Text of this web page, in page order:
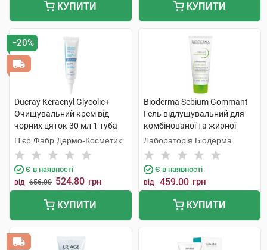
КУПИТИ КУПИТИ
−20%
Ducray Keracnyl Glycolic+
Очищувальний крем від
чорних цяток 30 мл 1 туба
П'єр Фабр Дермо-Косметик
Є в наявності
від 656.00 524.80 грн
КУПИТИ
Bioderma Sebium Gommant
Гель відлущувальний для
комбінованої та жирної
шкіри 100 мл 1 туба
Лабораторія Біодерма
Є в наявності
від 459.00 грн
КУПИТИ